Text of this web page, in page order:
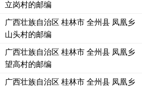
立岗村的邮编
广西壮族自治区 桂林市 全州县 凤凰乡
山头村的邮编
广西壮族自治区 桂林市 全州县 凤凰乡
望高村的邮编
广西壮族自治区 桂林市 全州县 凤凰乡